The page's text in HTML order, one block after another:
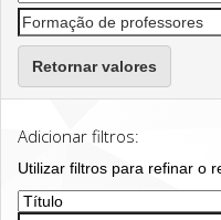
Retornar valores
Adicionar filtros:
Utilizar filtros para refinar o